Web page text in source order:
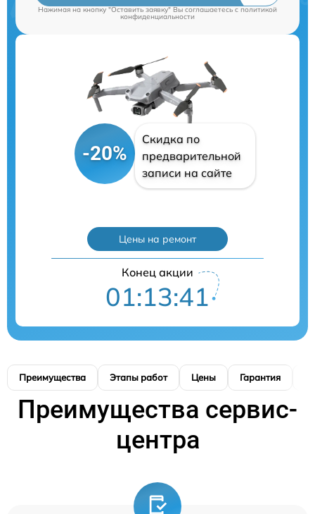
Нажимая на кнопку "Оставить заявку" Вы соглашаетесь cполитикой
конфиденциальности
-20%
Скидка по
предварительной
записи на сайте
Цены на ремонт
Конец акции
01:13:40
Преимущества Этапы работ Цены Гарантия
Преимущества сервис-
центра